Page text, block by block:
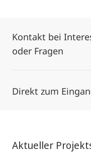
Kontakt bei
oder Fragen
Direkt zum
Aktueller